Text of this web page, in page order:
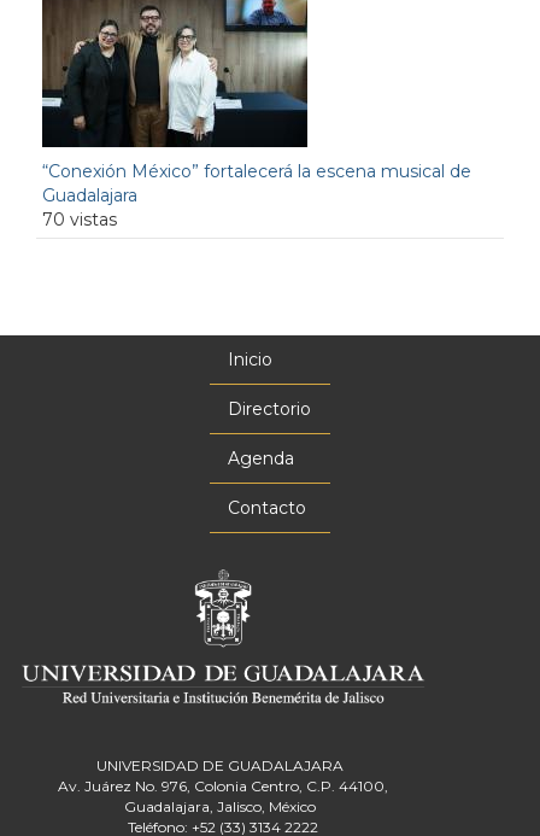
“Conexión México” fortalecerá la escena musical de
Guadalajara
70 vistas
Inicio
Directorio
Agenda
Contacto
UNIVERSIDAD DE GUADALAJARA
Av. Juárez No. 976, Colonia Centro, C.P. 44100,
Guadalajara, Jalisco, México
Teléfono: +52 (33) 3134 2222